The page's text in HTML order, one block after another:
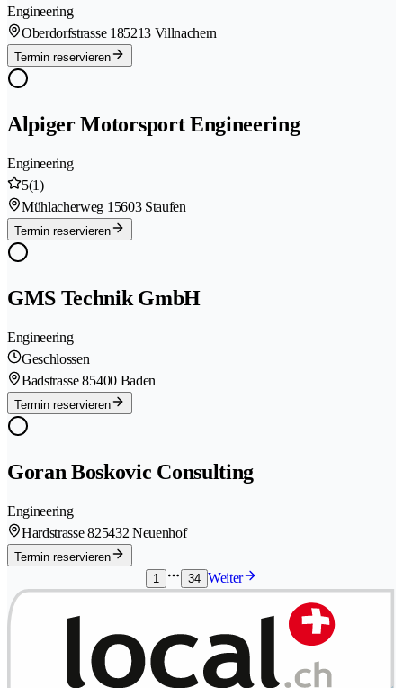
Engineering
Oberdorfstrasse 185213 Villnachern
Termin reservieren
Alpiger Motorsport Engineering
Engineering
5(1)
Mühlacherweg 1 5603 Staufen
Termin reservieren
GMS Technik GmbH
Engineering
Geschlossen
Badstrasse 85400 Baden
Termin reservieren
Goran Boskovic Consulting
Engineering
Hardstrasse 825432 Neuenhof
Termin reservieren
1
34 Weiter